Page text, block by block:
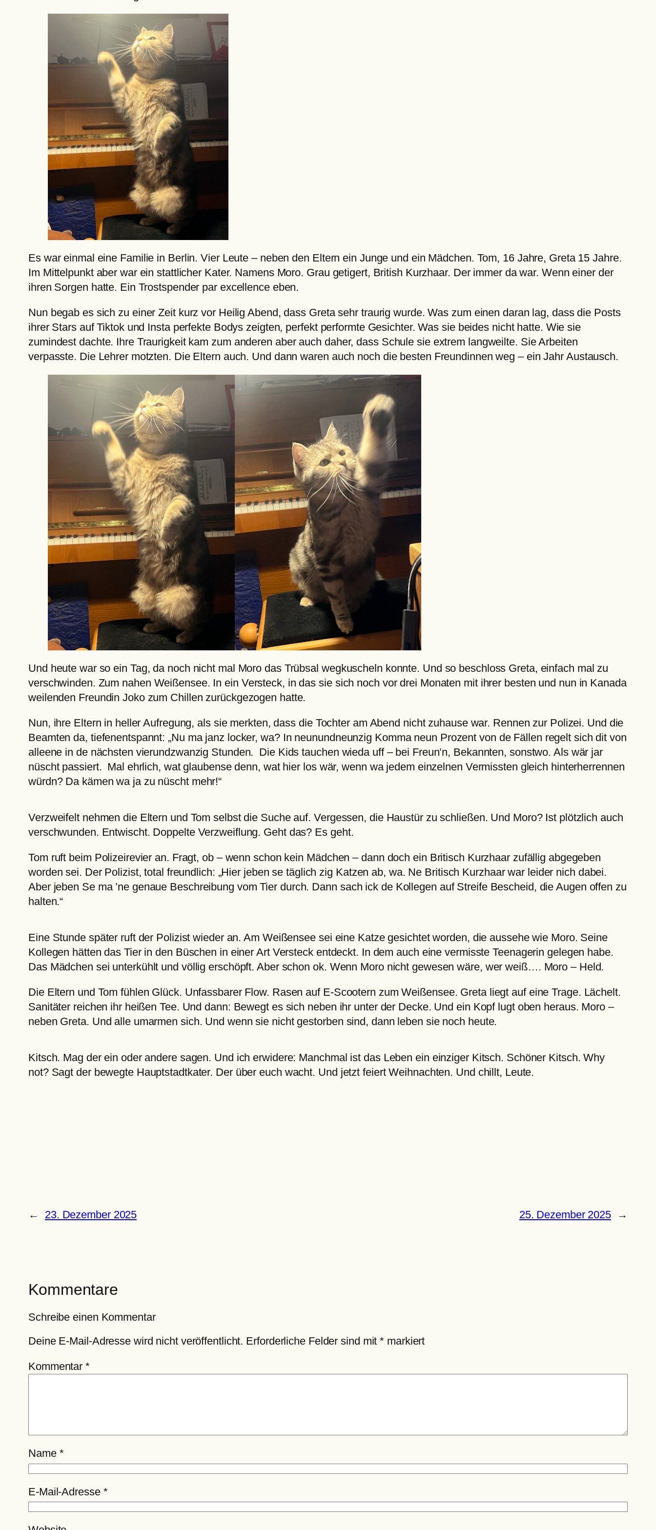
Es war einmal eine Familie in Berlin. Vier Leute – neben den Eltern ein Junge und ein Mädchen. Tom, 16 Jahre, Greta 15 Jahre.
Im Mittelpunkt aber war ein stattlicher Kater. Namens Moro. Grau getigert, British Kurzhaar. Der immer da war. Wenn einer der
ihren Sorgen hatte. Ein Trostspender par excellence eben.
Nun begab es sich zu einer Zeit kurz vor Heilig Abend, dass Greta sehr traurig wurde. Was zum einen daran lag, dass die Posts
ihrer Stars auf Tiktok und Insta perfekte Bodys zeigten, perfekt performte Gesichter. Was sie beides nicht hatte. Wie sie
zumindest dachte. Ihre Traurigkeit kam zum anderen aber auch daher, dass Schule sie extrem langweilte. Sie Arbeiten
verpasste. Die Lehrer motzten. Die Eltern auch. Und dann waren auch noch die besten Freundinnen weg – ein Jahr Austausch.
Und heute war so ein Tag, da noch nicht mal Moro das Trübsal wegkuscheln konnte. Und so beschloss Greta, einfach mal zu
verschwinden. Zum nahen Weißensee. In ein Versteck, in das sie sich noch vor drei Monaten mit ihrer besten und nun in Kanada
weilenden Freundin Joko zum Chillen zurückgezogen hatte.
Nun, ihre Eltern in heller Aufregung, als sie merkten, dass die Tochter am Abend nicht zuhause war. Rennen zur Polizei. Und die
Beamten da, tiefenentspannt: „Nu ma janz locker, wa? In neunundneunzig Komma neun Prozent von de Fällen regelt sich dit von
alleene in de nächsten vierundzwanzig Stunden. Die Kids tauchen wieda uff – bei Freun’n, Bekannten, sonstwo. Als wär jar
nüscht passiert. Mal ehrlich, wat glaubense denn, wat hier los wär, wenn wa jedem einzelnen Vermissten gleich hinterherrennen
würdn? Da kämen wa ja zu nüscht mehr!“
Verzweifelt nehmen die Eltern und Tom selbst die Suche auf. Vergessen, die Haustür zu schließen. Und Moro? Ist plötzlich auch
verschwunden. Entwischt. Doppelte Verzweiflung. Geht das? Es geht.
Tom ruft beim Polizeirevier an. Fragt, ob – wenn schon kein Mädchen – dann doch ein Britisch Kurzhaar zufällig abgegeben
worden sei. Der Polizist, total freundlich: „Hier jeben se täglich zig Katzen ab, wa. Ne Britisch Kurzhaar war leider nich dabei.
Aber jeben Se ma ’ne genaue Beschreibung vom Tier durch. Dann sach ick de Kollegen auf Streife Bescheid, die Augen offen zu
halten.“
Eine Stunde später ruft der Polizist wieder an. Am Weißensee sei eine Katze gesichtet worden, die aussehe wie Moro. Seine
Kollegen hätten das Tier in den Büschen in einer Art Versteck entdeckt. In dem auch eine vermisste Teenagerin gelegen habe.
Das Mädchen sei unterkühlt und völlig erschöpft. Aber schon ok. Wenn Moro nicht gewesen wäre, wer weiß…. Moro – Held.
Die Eltern und Tom fühlen Glück. Unfassbarer Flow. Rasen auf E-Scootern zum Weißensee. Greta liegt auf eine Trage. Lächelt.
Sanitäter reichen ihr heißen Tee. Und dann: Bewegt es sich neben ihr unter der Decke. Und ein Kopf lugt oben heraus. Moro –
neben Greta. Und alle umarmen sich. Und wenn sie nicht gestorben sind, dann leben sie noch heute.
Kitsch. Mag der ein oder andere sagen. Und ich erwidere: Manchmal ist das Leben ein einziger Kitsch. Schöner Kitsch. Why
not? Sagt der bewegte Hauptstadtkater. Der über euch wacht. Und jetzt feiert Weihnachten. Und chillt, Leute.
← 23. Dezember 2025 25. Dezember 2025 →
Kommentare
Schreibe einen Kommentar
Deine E-Mail-Adresse wird nicht veröffentlicht. Erforderliche Felder sind mit* markiert
Kommentar*
Name *
E-Mail-Adresse *